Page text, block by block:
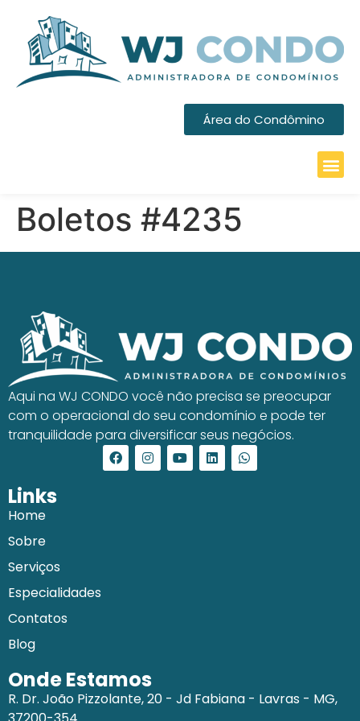
Área do Condômino
Boletos #4235
Aqui na WJ CONDO você não precisa se preocupar
com o operacional do seu condomínio e pode ter
tranquilidade para diversificar seus negócios.
Links
Home
Sobre
Serviços
Especialidades
Contatos
Blog
Onde Estamos
R. Dr. João Pizzolante, 20 - Jd Fabiana - Lavras - MG,